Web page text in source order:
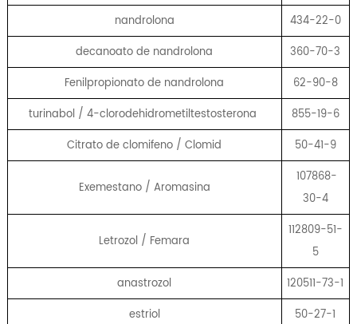
nandrolona
434-22-0
decanoato de nandrolona
360-70-3
Fenilpropionato de nandrolona
62-90-8
turinabol / 4-clorodehidrometiltestosterona
855-19-6
Citrato de clomifeno / Clomid
50-41-9
Exemestano / Aromasina
107868-
30-4
Letrozol / Femara
112809-51-
5
anastrozol
120511-73-1
estriol
50-27-1